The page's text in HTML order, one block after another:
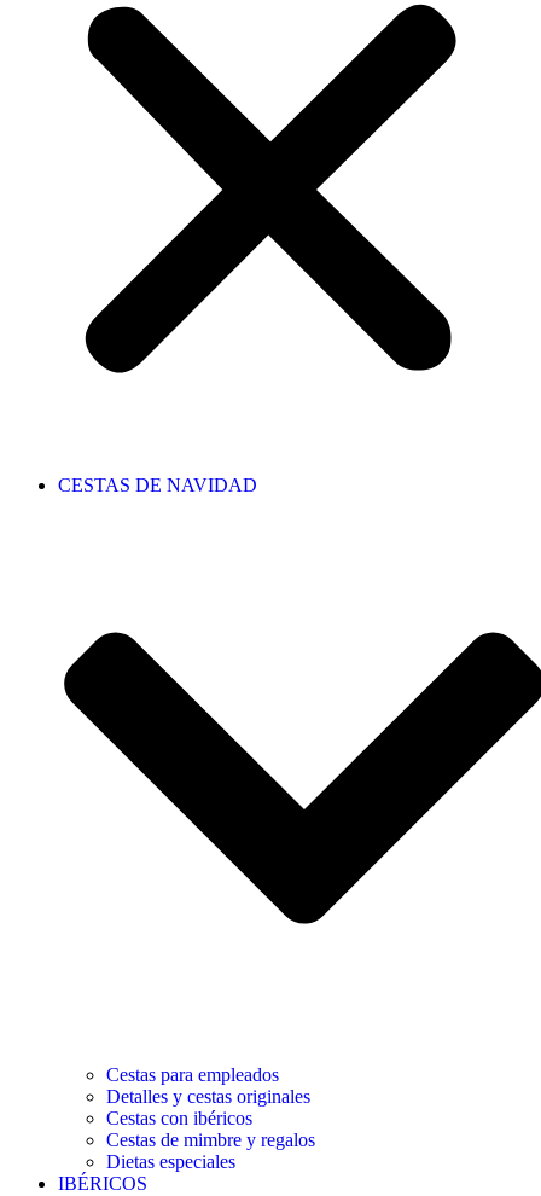
CESTAS DE NAVIDAD
Cestas para empleados
Detalles y cestas originales
Cestas con ibéricos
Cestas de mimbre y regalos
Dietas especiales
IBÉRICOS